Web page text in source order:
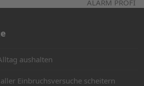
ALARM PROFI
aushalten
Einbruchsversuche scheitern